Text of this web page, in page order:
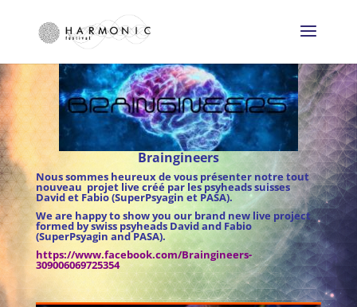
Braingineers
Nous sommes heureux de vous présenter notre tout
nouveau projet live créé par les psyheads suisses
David et Fabio (SuperPsyagin et PASA).
We are happy to show you our brand new live project
formed by swiss psyheads David and Fabio
(SuperPsyagin and PASA).
https://www.facebook.com/Braingineers-
309006069725354